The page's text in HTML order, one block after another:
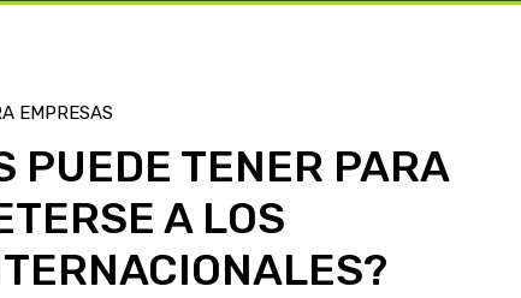
EMPRESAS
PUEDE TENER PARA
A LOS